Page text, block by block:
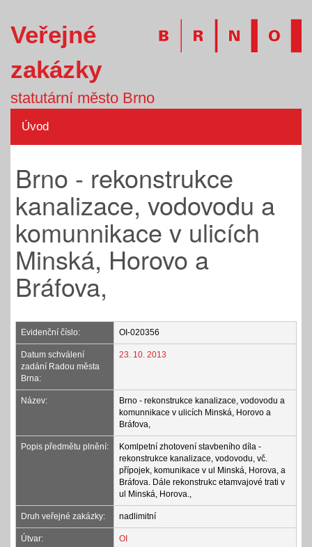
Veřejné
zakázky
statutární město Brno
Úvod
Brno - rekonstrukce
kanalizace, vodovodu a
komunnikace v ulicích
Minská, Horovo a
Bráfova,
Evidenční číslo: OI-020356
Datum schválení
zadání Radou města
Brna:
23. 10. 2013
Název:
Brno - rekonstrukce kanalizace, vodovodu a
komunnikace v ulicích Minská, Horovo a
Bráfova,
Popis předmětu plnění:
Komlpetní zhotovení stavbeního díla -
rekonstrukce kanalizace, vodovodu, vč.
přípojek, komunikace v ul Minská, Horova, a
Bráfova. Dále rekonstrukc etamvajové trati v
ul Minská, Horova.,
Druh veřejné zakázky: nadlimitní
Útvar: OI